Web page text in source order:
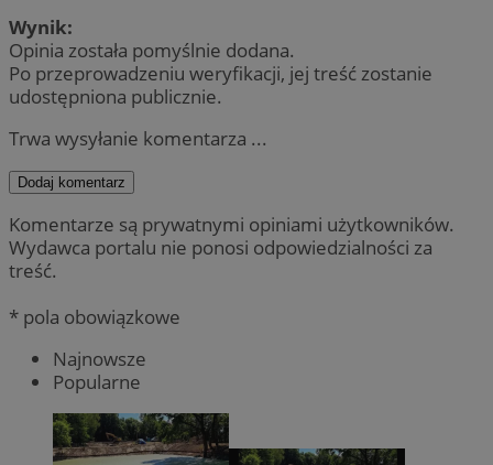
Wynik:
Opinia została pomyślnie dodana.
Po przeprowadzeniu weryfikacji, jej treść zostanie
udostępniona publicznie.
Trwa wysyłanie komentarza ...
Dodaj komentarz
Komentarze są prywatnymi opiniami użytkowników.
Wydawca portalu nie ponosi odpowiedzialności za
treść.
* pola obowiązkowe
Najnowsze
Popularne